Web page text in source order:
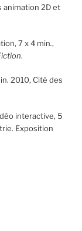
animation 2D et
7 x 4 min.,
.
2010, Cité des
interactive, 5
Exposition